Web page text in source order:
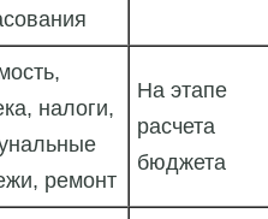
налоги,
ремонт
На этапе
расчета
бюджета